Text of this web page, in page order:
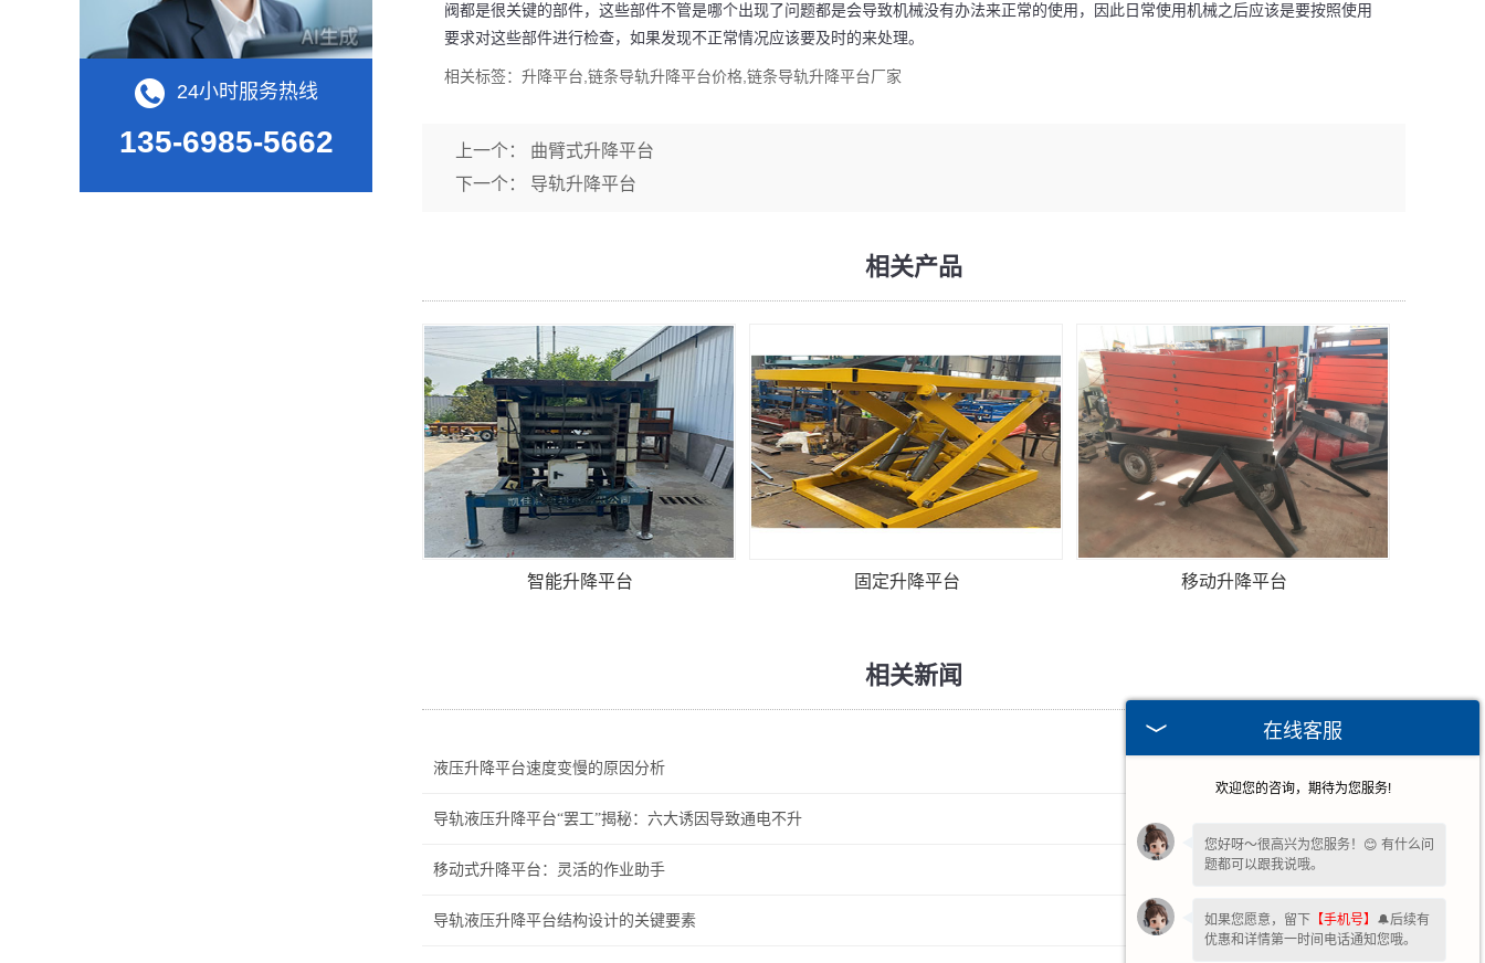
24小时服务热线
135-6985-5662
阀都是很关键的部件，这些部件不管是哪个出现了问题都是会导致机械没有办法来正常的使用，因此日常使用机械之后应该是要按照使用
要求对这些部件进行检查，如果发现不正常情况应该要及时的来处理。
相关标签：升降平台,链条导轨升降平台价格,链条导轨升降平台厂家
上一个： 曲臂式升降平台
下一个： 导轨升降平台
相关产品
智能升降平台 固定升降平台 移动升降平台
相关新闻
液压升降平台速度变慢的原因分析
导轨液压升降平台“罢工”揭秘：六大诱因导致通电不升
移动式升降平台：灵活的作业助手 2025-03-08
导轨液压升降平台结构设计的关键要素 2025-01-02
在线客服
欢迎您的咨询，期待为您服务!
您好呀～很高兴为您服务！😊 有什么问
题都可以跟我说哦。
如果您愿意，留下 【手机号】 🔔后续有
优惠和详情第一时间电话通知您哦。